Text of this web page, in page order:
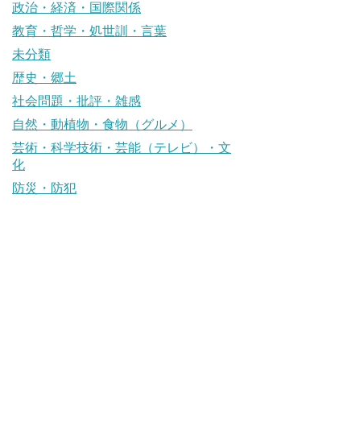
政治・経済・国際関係
教育・哲学・処世訓・言葉
未分類
歴史・郷土
社会問題・批評・雑感
自然・動植物・食物（グルメ）
芸術・科学技術・芸能（テレビ）・文
化
防災・防犯